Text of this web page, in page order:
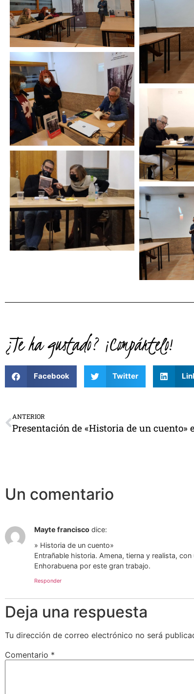
¿Te ha gustado? ¡Compártelo!
Facebook Twitter
ANTERIOR
Un comentario
Mayte francisco dice:
» Historia de un cuento»
Entrañable historia. Amena, tierna y realista,
Enhorabuena por este gran trabajo.
Responder
Deja una respuesta
Tu dirección de correo electrónico no será
Comentario *